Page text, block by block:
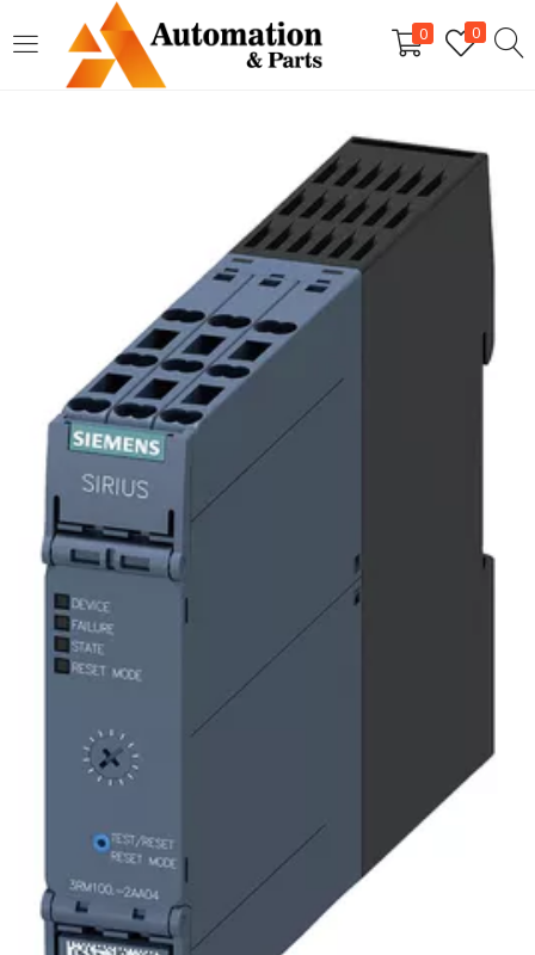
0 0
LOGIN
Digite seu nome de usuário e senha para fazer o login.
Login
Senha perdida?